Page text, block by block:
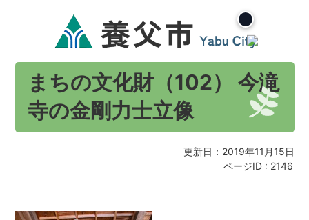
まちの文化財（102） 今滝
寺の金剛力士立像
更新日：2019年11月15日
ページID : 2146